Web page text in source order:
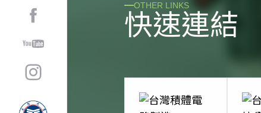
OTHER LINKS
快速連結